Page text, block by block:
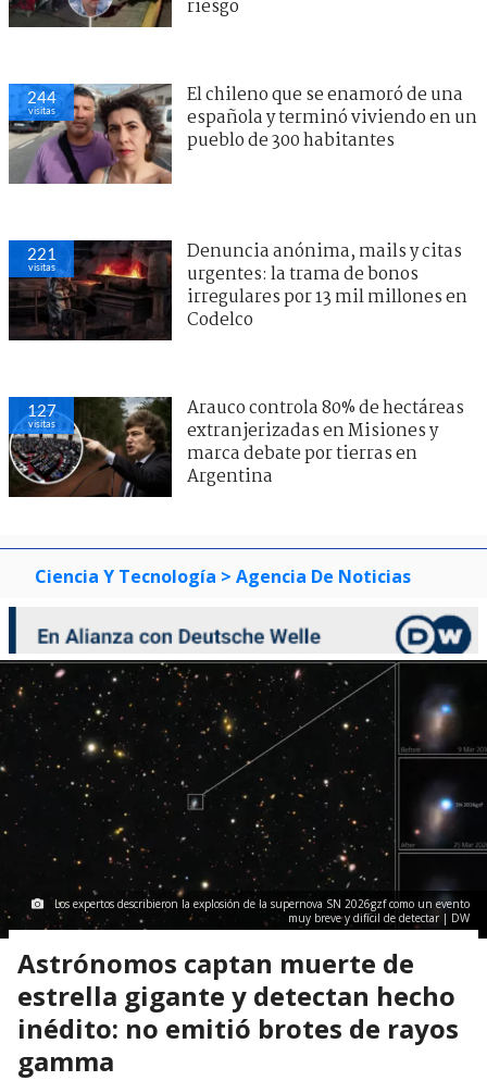
riesgo
244
visitas
El chileno que se enamoró de una
española y terminó viviendo en un
pueblo de 300 habitantes
221
visitas
Denuncia anónima, mails y citas
urgentes: la trama de bonos
irregulares por 13 mil millones en
Codelco
127
visitas
Arauco controla 80% de hectáreas
extranjerizadas en Misiones y
marca debate por tierras en
Argentina
Ciencia Y Tecnología > Agencia De Noticias
Los expertos describieron la explosión de la supernova SN 2026gzf como un evento
muy breve y difícil de detectar | DW
Astrónomos captan muerte de
estrella gigante y detectan hecho
inédito: no emitió brotes de rayos
gamma